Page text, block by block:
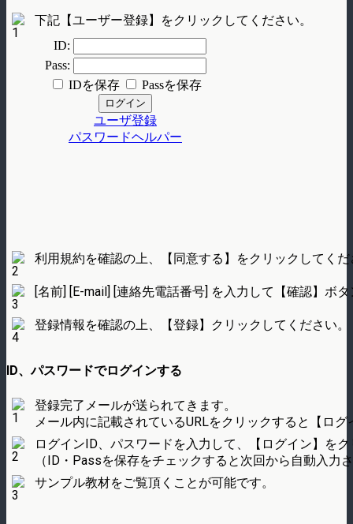
下記【ユーザー登録】をクリックしてください。
利用規約を確認の上、【同意する】をクリックしてくだ
[名前] [E-mail] [連絡先電話番号] を入力して【確認】ボ
登録情報を確認の上、【登録】クリックしてください。
ID、パスワードでログインする
登録完了メールが送られてきます。
メール内に記載されているURLをクリックすると【ロ
ログインID、パスワードを入力して、【ログイン】を
（ID・Passを保存をチェックすると次回から自動入力
サンプル教材をご覧頂くことが可能です。